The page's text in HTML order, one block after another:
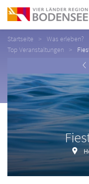
Startseite Was erleben?
Top Veranstaltungen